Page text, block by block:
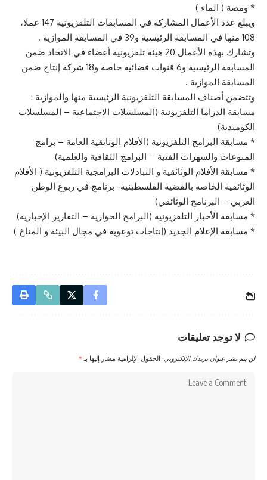
* ومضة ( الماء )
ويبلغ عدد الأعمال المشاركة في المسابقات التلفزيونية 147 عملا،
108 منها في المسابقة الرئيسية و39 في المسابقة الموازية .
وتشارك بهذه الأعمال 20 هيئة تلفزيونية أعضاء في الاتحاد ضمن
المسابقة الرئيسية و6 قنوات فضائية خاصة و18 شركة إنتاج ضمن
المسابقة الموازية .
وتتضمن أصناف المسابقة التلفزيونية الرئيسية منها والموازية :
مسابقة الدراما التلفزيونية (المسلسلات الاجتماعية – المسلسلات
الكوميدية)
* مسابقة البرامج التلفزيونية (الأفلام الوثائقية العامة – برامج
المنوعات والسهرات الفنية – البرامج الثقافية والعلمية)
* مسابقة الأفلام الوثائقية و التبادلات البرامجية التلفزيونية ( الأفلام
الوثائقية الخاصة بالقضية الفلسطينية- برنامج في ربوع الوطن
العربي – البرنامج الوثائقي)
* مسابقة الأخبار التلفزيونية (البرامج الحوارية – التقارير الإخبارية)
* مسابقة الإعلام الجديد (إنتاجات توعوية في مجال البيئة و المناخ )
لا توجد تعليقات
لن يتم نشر عنوان بريدك الإلكتروني. الحقول الإلزامية مشار إليها بـ *